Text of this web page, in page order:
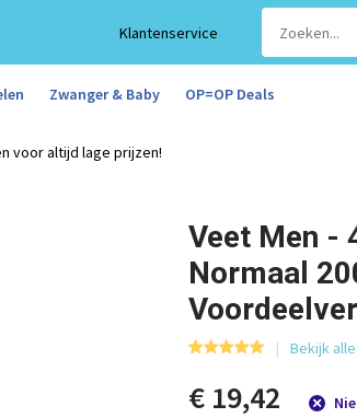
Klantenservice
Zwanger & Baby OP=OP Deals
voor altijd lage prijzen!
Veet Men -
Normaal
Bekijk
€ 19,42